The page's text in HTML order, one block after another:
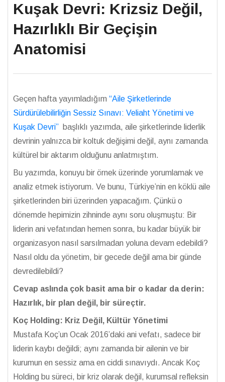
Kuşak Devri: Krizsiz Değil,
Hazırlıklı Bir Geçişin
Anatomisi
Geçen hafta yayımladığım “Aile Şirketlerinde
Sürdürülebilirliğin Sessiz Sınavı: Veliaht Yönetimi ve
Kuşak Devri” başlıklı yazımda, aile şirketlerinde liderlik
devrinin yalnızca bir koltuk değişimi değil, aynı zamanda
kültürel bir aktarım olduğunu anlatmıştım.
Bu yazımda, konuyu bir örnek üzerinde yorumlamak ve
analiz etmek istiyorum. Ve bunu, Türkiye’nin en köklü aile
şirketlerinden biri üzerinden yapacağım. Çünkü o
dönemde hepimizin zihninde aynı soru oluşmuştu: Bir
liderin ani vefatından hemen sonra, bu kadar büyük bir
organizasyon nasıl sarsılmadan yoluna devam edebildi?
Nasıl oldu da yönetim, bir gecede değil ama bir günde
devredilebildi?
Cevap aslında çok basit ama bir o kadar da derin:
Hazırlık, bir plan değil, bir süreçtir.
Koç Holding: Kriz Değil, Kültür Yönetimi
Mustafa Koç’un Ocak 2016’daki ani vefatı, sadece bir
liderin kaybı değildi; aynı zamanda bir ailenin ve bir
kurumun en sessiz ama en ciddi sınavıydı. Ancak Koç
Holding bu süreci, bir kriz olarak değil, kurumsal refleksin